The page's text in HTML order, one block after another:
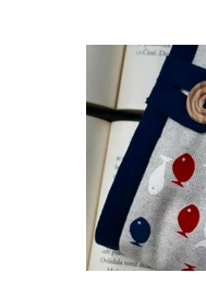
Obal je vhodný i na
zajišťuje měkká
Falešný polibek,
Dostupnost:
3161